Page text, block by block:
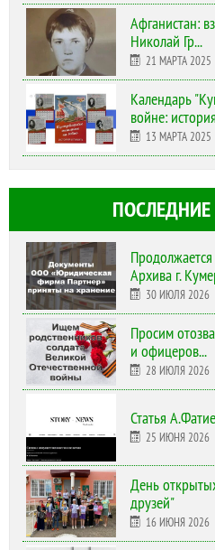
Афганистан:
Николай Гр...
21 МАРТА 2025
Календарь
войне:
13 МАРТА 2025
Архива г.
30 ИЮЛЯ 2026
Просим
и офицеров...
28 ИЮЛЯ 2026
Статья
25 ИЮНЯ 2026
День
друзей"
16 ИЮНЯ 2026